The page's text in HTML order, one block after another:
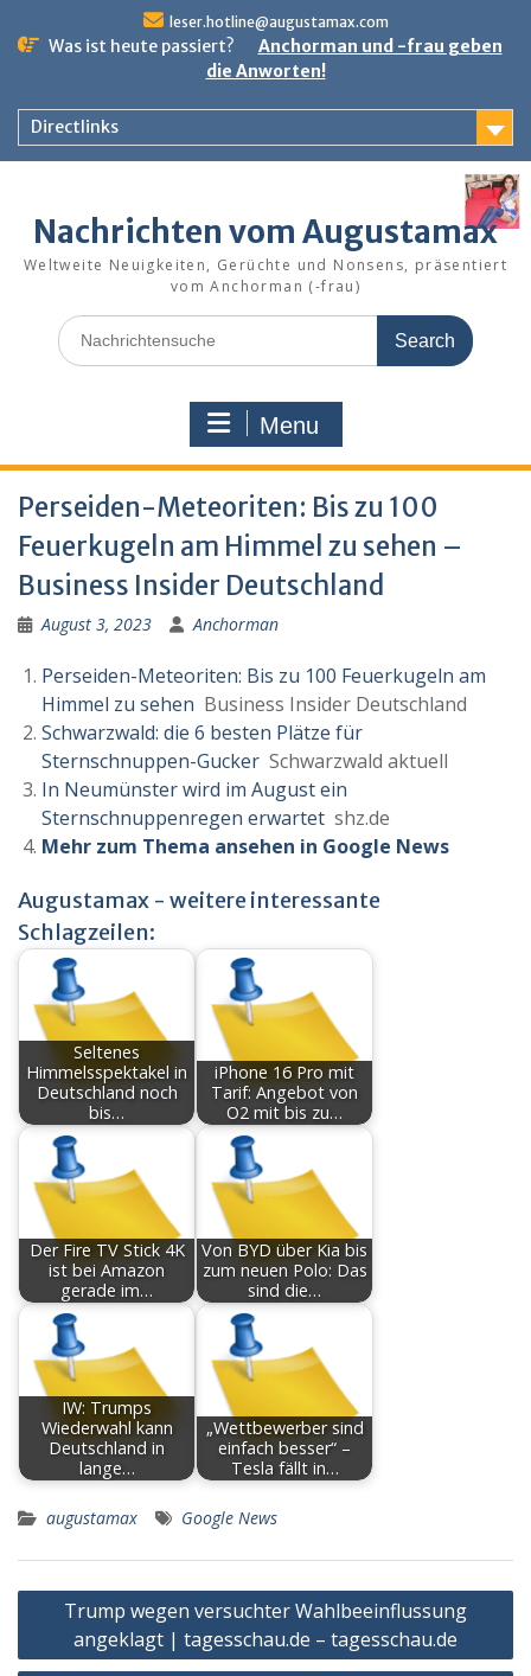
leser.hotline@augustamax.com
Was ist heute passiert?
Anchorman und -frau geben
die Anworten!
Directlinks
Nachrichten vom Augustamax
Weltweite Neuigkeiten, Gerüchte und Nonsens, präsentiert
vom Anchorman (-frau)
Search
for:
Menu
Perseiden-Meteoriten: Bis zu 100
Feuerkugeln am Himmel zu sehen –
Business Insider Deutschland
August 3, 2023 Anchorman
Perseiden-Meteoriten: Bis zu 100 Feuerkugeln am
Himmel zu sehen Business Insider Deutschland
Schwarzwald: die 6 besten Plätze für
Sternschnuppen-Gucker Schwarzwald aktuell
In Neumünster wird im August ein
Sternschnuppenregen erwartet shz.de
Mehr zum Thema ansehen in Google News
Augustamax - weitere interessante
Schlagzeilen:
Seltenes
Himmelsspektakel in
Deutschland noch
bis…
iPhone 16 Pro mit
Tarif: Angebot von
O2 mit bis zu…
Der Fire TV Stick 4K
ist bei Amazon
gerade im…
Von BYD über Kia bis
zum neuen Polo: Das
sind die…
IW: Trumps
Wiederwahl kann
Deutschland in
lange…
„Wettbewerber sind
einfach besser“ –
Tesla fällt in…
augustamax Google News
Post
navigation
Trump wegen versuchter Wahlbeeinflussung
angeklagt | tagesschau.de – tagesschau.de